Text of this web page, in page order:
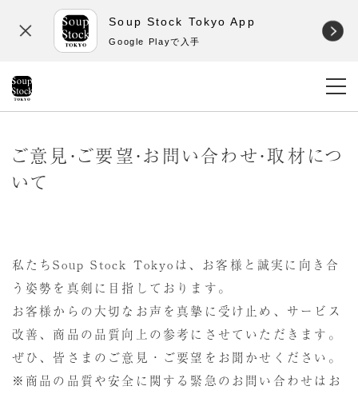
Soup Stock Tokyo App
Google Playで入手
ご意見・ご要望・お問い合わせ・取材につ
いて
私たちSoup Stock Tokyoは、お客様と誠実に向き合
う姿勢を真剣に目指しております。
お客様からの大切なお声を真摯に受け止め、サービス
改善、商品の品質向上の参考にさせていただきます。
ぜひ、皆さまのご意見・ご要望をお聞かせください。
※商品の品質や安全に関する緊急のお問い合わせはお